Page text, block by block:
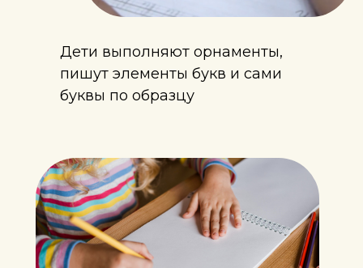
Дети выполняют орнаменты,
пишут элементы букв и сами
буквы по образцу